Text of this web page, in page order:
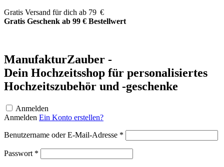
Zum
Inhalt
Gratis Versand für dich ab 79 €
Gratis Geschenk ab 99 € Bestellwert
ManufakturZauber -
Dein Hochzeitsshop für personalisiertes
Hochzeitszubehör und -geschenke
Anmelden
Anmelden Ein Konto erstellen?
Benutzername oder E-Mail-Adresse *
Passwort *